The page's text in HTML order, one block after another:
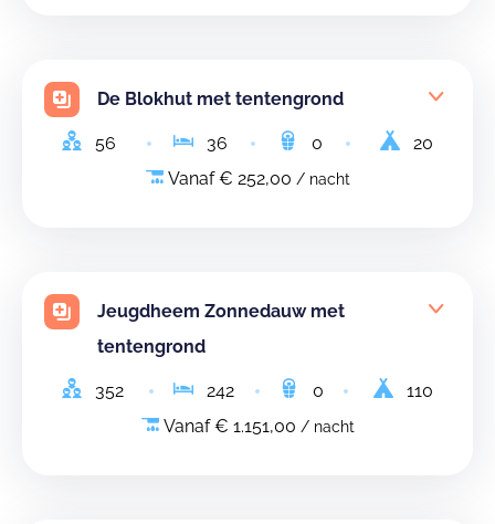
De Blokhut met tentengrond
56 36 0
20
Vanaf € 252,00 / nacht
Jeugdheem Zonnedauw met
tentengrond
352 242 0
110
Vanaf € 1.151,00 / nacht